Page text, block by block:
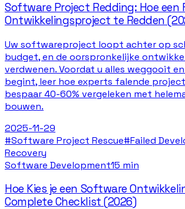
Software Project Redding: Hoe een
Ontwikkelingsproject te Redden
Uw softwareproject loopt achter op
budget, en de oorspronkelijke
verdwenen. Voordat u alles weggooit
begint, leer hoe experts falende
bespaar 40-60% vergeleken met
bouwen.
2025-11-29
#Software Project Rescue#Failed
Recovery
Software Development15 min
Hoe Kies je een Software
Complete Checklist (2026)